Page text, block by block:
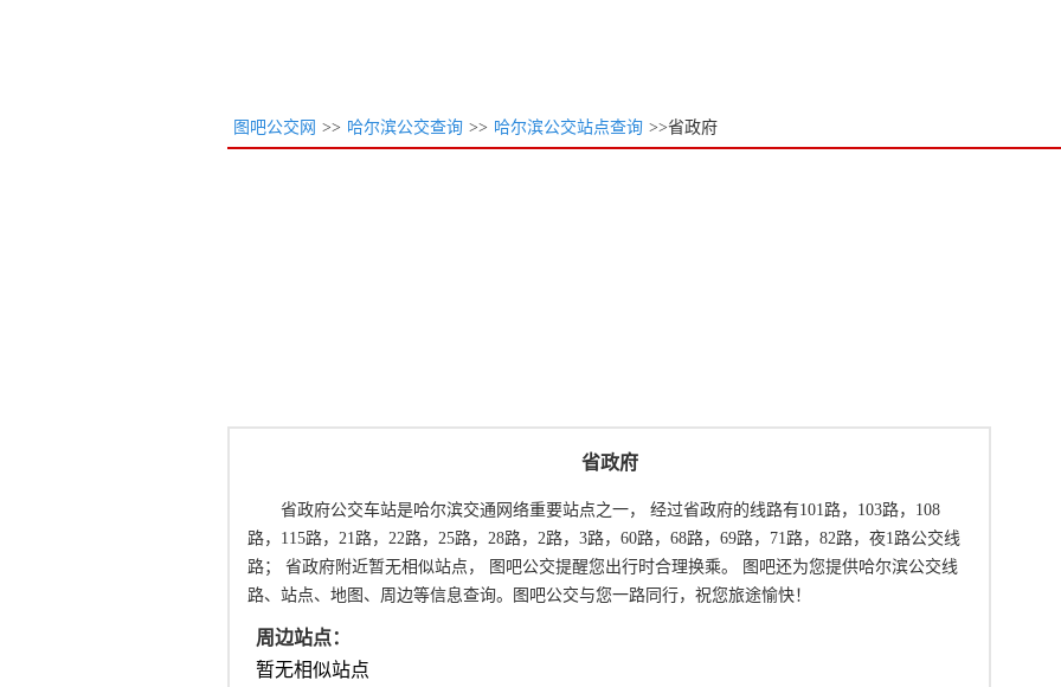
图吧公交网 >> 哈尔滨公交查询 >> 哈尔滨公交站点查询 >>省政府
省政府
省政府公交车站是哈尔滨交通网络重要站点之一， 经过省政府的线路有101路，103路，108
路，115路，21路，22路，25路，28路，2路，3路，60路，68路，69路，71路，82路，夜1路公交线
路； 省政府附近暂无相似站点， 图吧公交提醒您出行时合理换乘。 图吧还为您提供哈尔滨公交线
路、站点、地图、周边等信息查询。图吧公交与您一路同行，祝您旅途愉快！
周边站点：
暂无相似站点